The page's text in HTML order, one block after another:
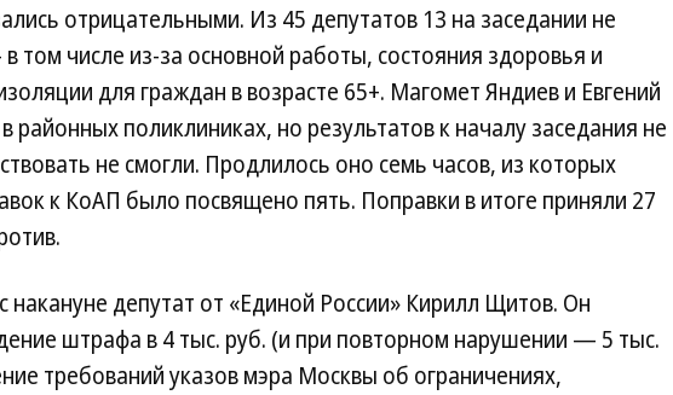
отрицательными. Из 45 депутатов 13 на заседании не
том числе из-за основной работы, состояния здоровья и
для граждан в возрасте 65+. Магомет Яндиев и Евгений
районных поликлиниках, но результатов к началу заседания не
не смогли. Продлилось оно семь часов, из которых
к КоАП было посвящено пять. Поправки в итоге приняли 27
накануне депутат от «Единой России» Кирилл Щитов. Он
штрафа в 4 тыс. руб. (и при повторном нарушении — 5 тыс.
требований указов мэра Москвы об ограничениях,